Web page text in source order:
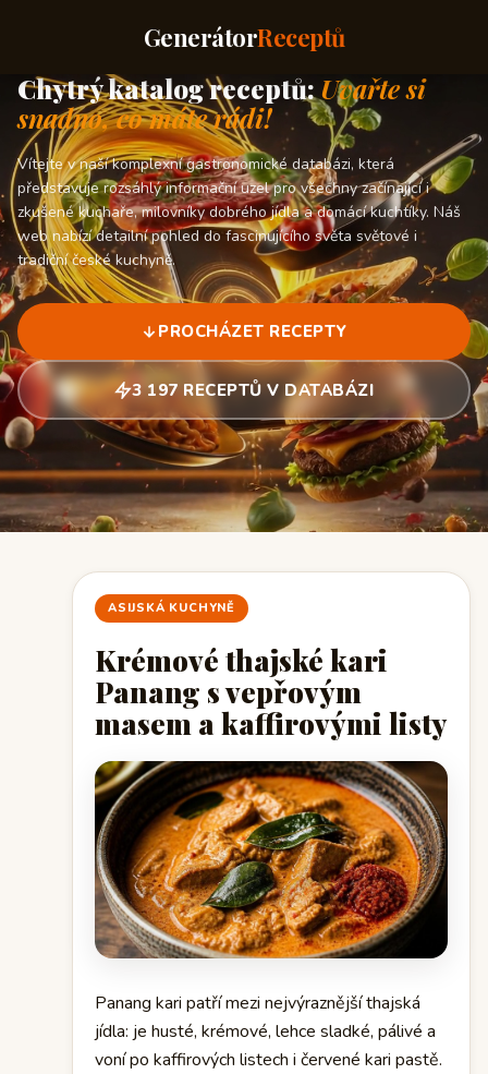
GenerátorReceptů
Chytrý katalog receptů:Uvařte si
snadno, co máte rádi!
Vítejte v naší komplexní gastronomické databázi, která
představuje rozsáhlý informační uzel pro všechny začínající i
zkušené kuchaře, milovníky dobrého jídla a domácí kuchtíky. Náš
web nabízí detailní pohled do fascinujícího světa světové i
tradiční české kuchyně.
PROCHÁZET RECEPTY
3 197 RECEPTŮ V DATABÁZI
ASIJSKÁ KUCHYNĚ
Krémové thajské kari
Panang s vepřovým
masem a kaffirovými listy
Panang kari patří mezi nejvýraznější thajská
jídla: je husté, krémové, lehce sladké, pálivé a
voní po kaffirových listech i červené kari pastě.